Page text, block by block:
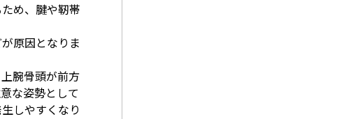
め、腱や靭帯
原因となりま
腕骨頭が前方
な姿勢として
しやすくなり